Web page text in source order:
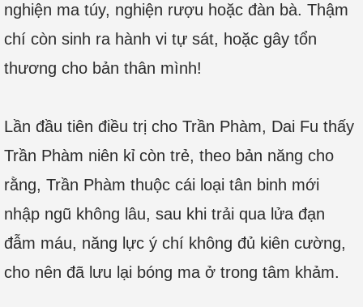
nghiện ma túy, nghiện rượu hoặc đàn bà. Thậm
chí còn sinh ra hành vi tự sát, hoặc gây tổn
thương cho bản thân mình!
Lần đầu tiên điều trị cho Trần Phàm, Dai Fu thấy
Trần Phàm niên kỉ còn trẻ, theo bản năng cho
rằng, Trần Phàm thuộc cái loại tân binh mới
nhập ngũ không lâu, sau khi trải qua lửa đạn
đẫm máu, năng lực ý chí không đủ kiên cường,
cho nên đã lưu lại bóng ma ở trong tâm khảm.